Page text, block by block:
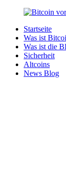
Zurück
Inhalt
Bitcoin
Bitcoins
deiner
Region
Startseite
Was ist
Was ist die
Sicherheit
Altcoins
News Blog